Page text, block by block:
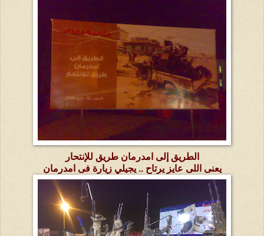
الطريق إلى امدرمان طريق للإنتحار
يعنى اللى عايز يرتاح .. يجيلي زيارة فى امدرمان